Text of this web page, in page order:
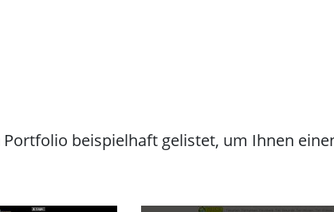
beispielhaft gelistet, um Ihnen